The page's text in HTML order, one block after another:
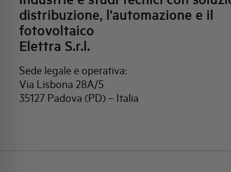
distribuzione, l'automazione e il
fotovoltaico
Elettra S.r.l.
Sede legale e operativa:
Via Lisbona 28A/5
35127 Padova (PD) – Italia